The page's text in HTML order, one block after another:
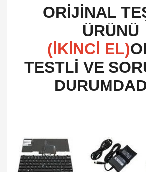
ORİJİNAL
ÜRÜNÜ
(İKİNCİ EL)
TESTLİ VE